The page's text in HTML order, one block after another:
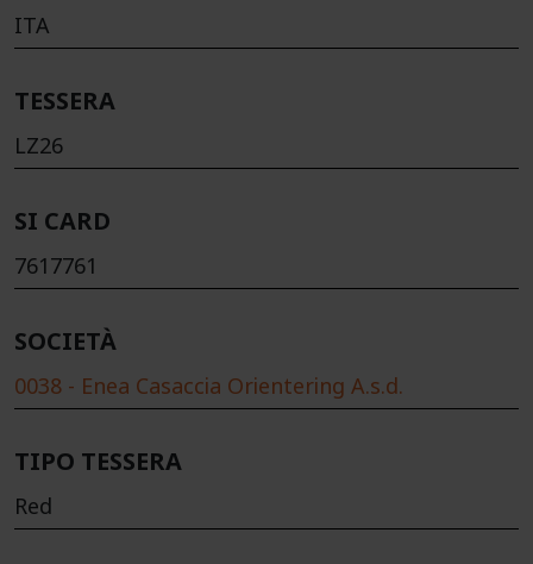
ITA
TESSERA
LZ26
SI CARD
7617761
SOCIETÀ
0038 - Enea Casaccia Orientering A.s.d.
TIPO TESSERA
Red